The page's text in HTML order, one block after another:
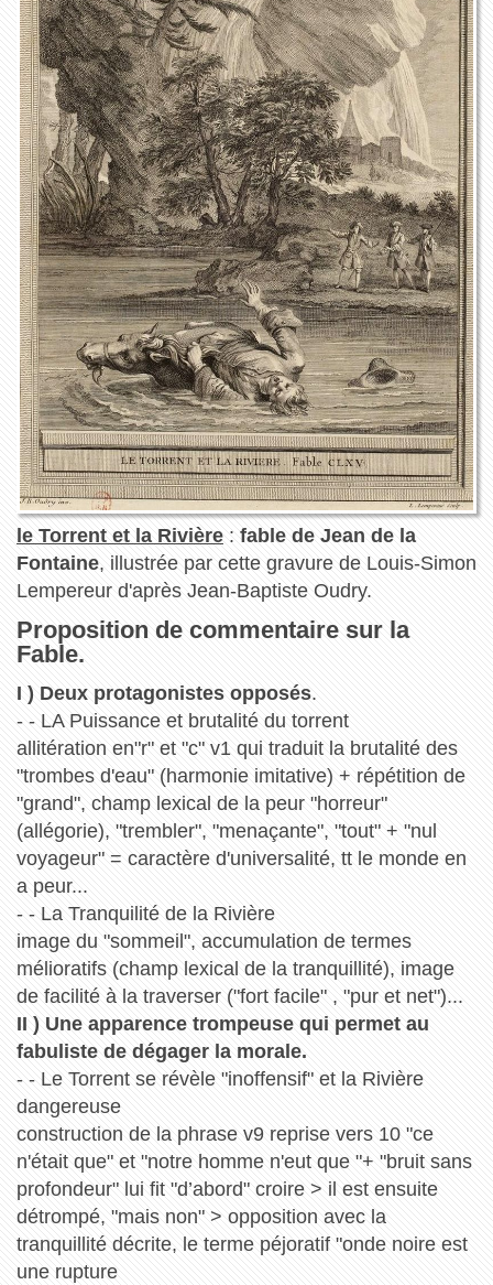
le Torrent et la Rivière: fable de Jean de la
Fontaine, illustrée par cette gravure de Louis-Simon
Lempereur d'après Jean-Baptiste Oudry.
Proposition de commentaire sur la
Fable.
I ) Deux protagonistes opposés.
- - LA Puissance et brutalité du torrent
allitération en"r" et "c" v1 qui traduit la brutalité des
"trombes d'eau" (harmonie imitative) + répétition de
"grand", champ lexical de la peur "horreur"
(allégorie), "trembler", "menaçante", "tout" + "nul
voyageur" = caractère d'universalité, tt le monde en
a peur...
- - La Tranquilité de la Rivière
image du "sommeil", accumulation de termes
mélioratifs (champ lexical de la tranquillité), image
de facilité à la traverser ("fort facile" , "pur et net")...
II ) Une apparence trompeuse qui permet au
fabuliste de dégager la morale.
- - Le Torrent se révèle "inoffensif" et la Rivière
dangereuse
construction de la phrase v9 reprise vers 10 "ce
n'était que" et "notre homme n'eut que "+ "bruit sans
profondeur" lui fit "d’abord" croire > il est ensuite
détrompé, "mais non" > opposition avec la
tranquillité décrite, le terme péjoratif "onde noire est
une rupture